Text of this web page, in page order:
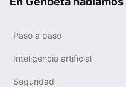
Paso a paso
Inteligencia artificial
Seguridad